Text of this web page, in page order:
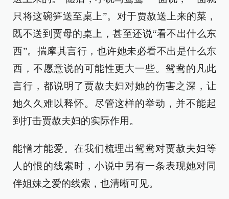
只将这碗笋送至桌上”。对于贾赦送上来的菜，
既不送到贾母的桌上，甚至还说“看不出什么东
西”。揣摩其言行，也许她未必看不出是什么东
西，不愿意说的可能性更大一些。鸳鸯的凡此
言行，都说明了贾赦夫妇对她的伤害之深，让
她久久难以释怀。尽管这样的举动，并不能起
到打击贾赦夫妇的实际作用。
能憎才能爱。在我们梳理出鸳鸯对贾赦夫妇等
人的恨的线索时，小说中另有一条表现她对同
伴姐妹之爱的线索，也清晰可见。